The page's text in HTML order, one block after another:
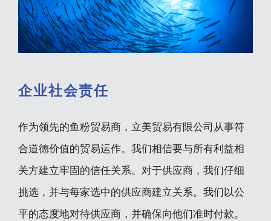
企业社会责任
作为领先的鱼粉贸易商，立美贸易有限公司从事符
合道德价值的贸易运作。我们相信要与所有利益相
关方建立牢固的信任关系。对于供应商，我们仔细
挑选，并与每家选中的供应商建立关系。我们以公
平的态度地对待供应商，并确保向他们准时付款。